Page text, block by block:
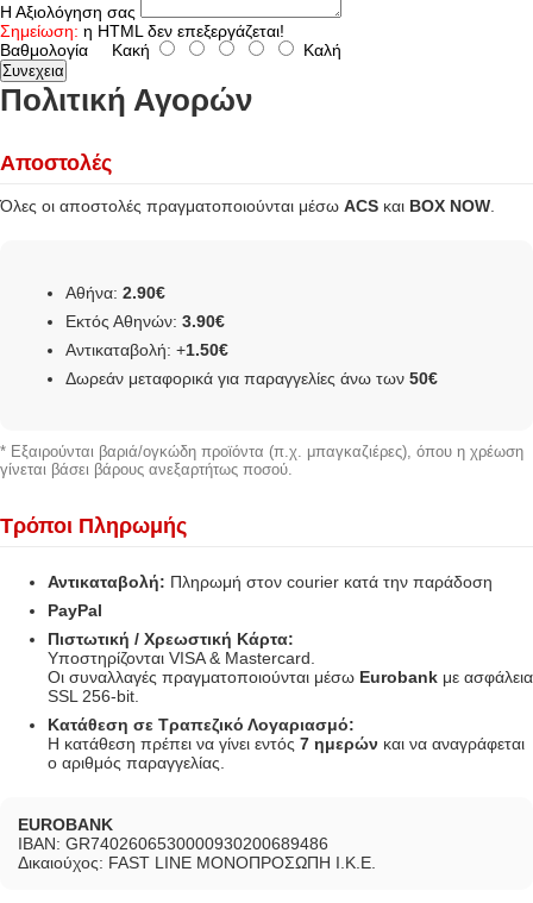
Η Αξιολόγηση σας
Σημείωση: η HTML δεν επεξεργάζεται!
Βαθμολογία Κακή Καλή
Συνεχεια
Πολιτική Αγορών
Αποστολές
Όλες οι αποστολές πραγματοποιούνται μέσω ACS και BOX NOW
Αθήνα: 2.90€
Εκτός Αθηνών: 3.90€
Αντικαταβολή: +1.50€
Δωρεάν μεταφορικά για παραγγελίες άνω των 50€
* Εξαιρούνται βαριά/ογκώδη προϊόντα (π.χ. μπαγκαζιέρες), όπου η χρέωση
γίνεται βάσει βάρους ανεξαρτήτως ποσού.
Τρόποι Πληρωμής
Αντικαταβολή: Πληρωμή στον courier κατά την παράδοση
PayPal
Πιστωτική / Χρεωστική Κάρτα:
Υποστηρίζονται VISA & Mastercard.
Οι συναλλαγές πραγματοποιούνται μέσω Eurobank με ασφάλεια
SSL 256-bit.
Κατάθεση σε Τραπεζικό Λογαριασμό:
Η κατάθεση πρέπει να γίνει εντός 7 ημερών και να αναγράφεται
ο αριθμός παραγγελίας.
EUROBANK
IBAN: GR7402606530000930200689486
Δικαιούχος: FAST LINE ΜΟΝΟΠΡΟΣΩΠΗ Ι.Κ.Ε.